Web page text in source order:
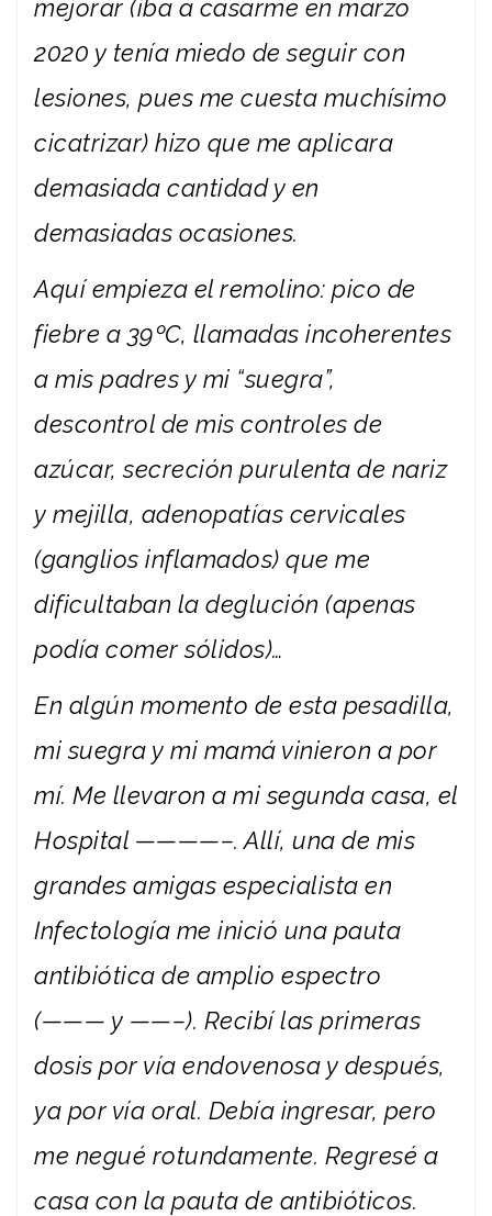
mejorar (iba a casarme en marzo
2020 y tenía miedo de seguir con
lesiones, pues me cuesta muchísimo
cicatrizar) hizo que me aplicara
demasiada cantidad y en
demasiadas ocasiones.
Aquí empieza el remolino: pico de
fiebre a 39ºC, llamadas incoherentes
a mis padres y mi “suegra”,
descontrol de mis controles de
azúcar, secreción purulenta de nariz
y mejilla, adenopatías cervicales
(ganglios inflamados) que me
dificultaban la deglución (apenas
podía comer sólidos)…
En algún momento de esta pesadilla,
mi suegra y mi mamá vinieron a por
mí. Me llevaron a mi segunda casa, el
Hospital ————–. Allí, una de mis
grandes amigas especialista en
Infectología me inició una pauta
antibiótica de amplio espectro
(——— y ——–). Recibí las primeras
dosis por vía endovenosa y después,
ya por vía oral. Debía ingresar, pero
me negué rotundamente. Regresé a
casa con la pauta de antibióticos.